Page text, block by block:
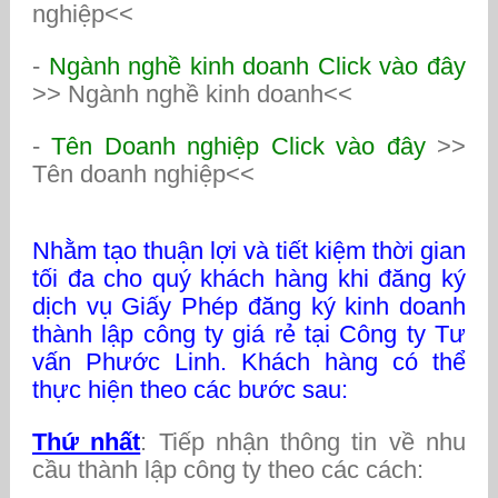
nghiệp<<
- Ngành nghề kinh doanh Click vào đây
>> Ngành nghề kinh doanh<<
-Tên Doanh nghiệp Click vào đây>>
Tên doanh nghiệp<<
Nhằm tạo thuận lợi và tiết kiệm thời gian
tối đa cho quý khách hàng khi đăng ký
dịch vụ Giấy Phép đăng ký kinh doanh
thành lập công ty giá rẻ tại Công ty Tư
vấn Phước Linh. Khách hàng có thể
thực hiện theo các bước sau:
Thứ nhất: Tiếp nhận thông tin về nhu
cầu thành lập công ty theo các cách: